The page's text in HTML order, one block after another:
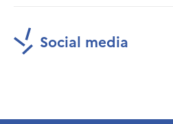
Social media